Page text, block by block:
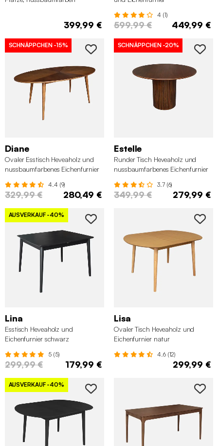
399,99 €
4 (1)
599,99 € 449,99 €
SCHNÄPPCHEN -15%
Diane
Ovaler Esstisch Heveaholz und
nussbaumfarbenes Eichenfurnier
4.4 (9)
329,99 € 280,49 €
SCHNÄPPCHEN -20%
Estelle
Runder Tisch Heveaholz und
nussbaumfarbenes Eichenfurnier
3.7 (6)
349,99 € 279,99 €
AUSVERKAUF -40%
Lina
Esstisch Heveaholz und
Eichenfurnier schwarz
5 (5)
299,99 € 179,99 €
Lisa
Ovaler Tisch Heveaholz und
Eichenfurnier natur
4.6 (12)
299,99 €
AUSVERKAUF -40%